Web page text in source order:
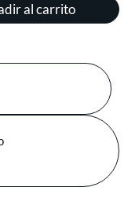
al carrito